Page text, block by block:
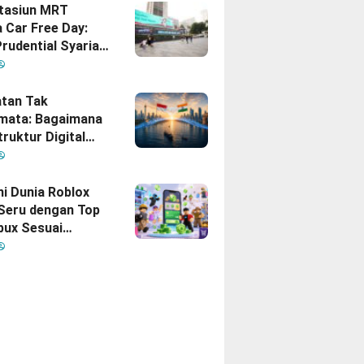
MRT
Car Free Day:
Syariah
yang Nomor
Tak
Bagaimana
Digital
Indonesia–
Dunia Roblox
dengan Top
Sesuai